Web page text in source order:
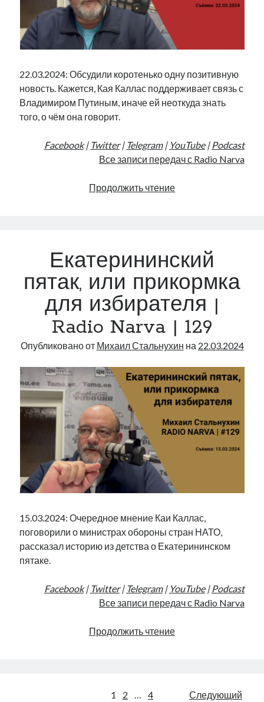
22.03.2024: Обсудили коротенько одну позитивную
новость. Кажется, Кая Каллас поддерживает связь с
Владимиром Путиным, иначе ей неоткуда знать
того, о чём она говорит.
Facebook| Twitter| Telegram| YouTube| Podcast
Все записи передач с Radio Narva
Продолжить чтениеКая
Narva
133
Екатерининский
пятак, или прикормка
для избирателя |
Radio Narva | 129
Опубликовано от Михаил Стальнухин на 22.03.2024
15.03.2024: Очередное мнение Каи Каллас,
поговорили о министрах обороны стран НАТО,
рассказал историю из детства о Екатерининском
пятаке.
Facebook| Twitter| Telegram| YouTube| Podcast
Все записи передач с Radio Narva
Продолжить чтениеЕкатерининский
1 2 … 4 Следующий